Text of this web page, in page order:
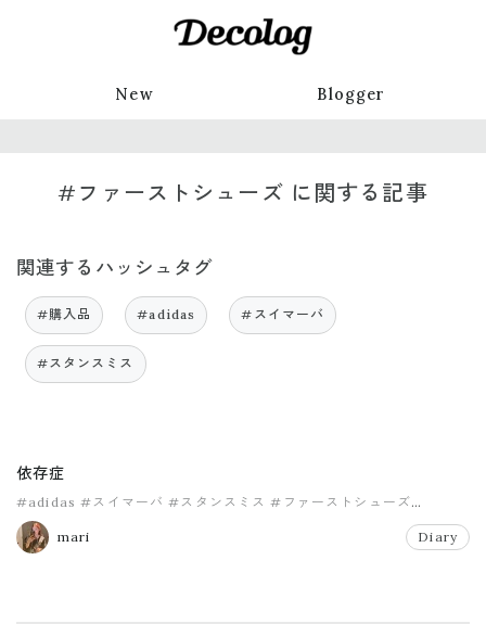
New Blogger
#ファーストシューズ に関する記事
関連するハッシュタグ
#購入品 #adidas #スイマーバ
#スタンスミス
依存症
#adidas #スイマーバ #スタンスミス #ファーストシューズ
#購入品
mari
Diary